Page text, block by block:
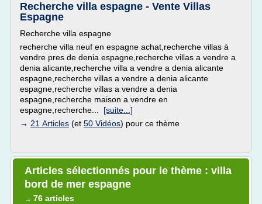
Recherche villa espagne - Vente Villas
Espagne
Recherche villa espagne
recherche villa neuf en espagne achat,recherche villas à
vendre pres de denia espagne,recherche villas a vendre a
denia alicante,recherche villa a vendre a denia alicante
espagne,recherche villas a vendre a denia alicante
espagne,recherche villas a vendre a denia
espagne,recherche maison a vendre en
espagne,recherche... [suite...]
→ 21 Articles (et 50 Vidéos) pour ce thème
Articles sélectionnés pour le thème : villa
bord de mer espagne
→ 76 articles